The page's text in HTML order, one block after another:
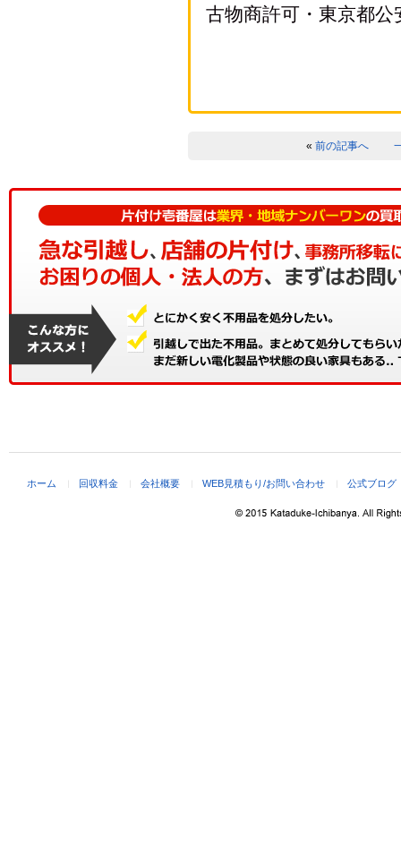
古物商許可・東京都
« 前の記事へ
ホーム 回収料金 会社概要 WEB見積もり/お問い合わせ 公式ブログ